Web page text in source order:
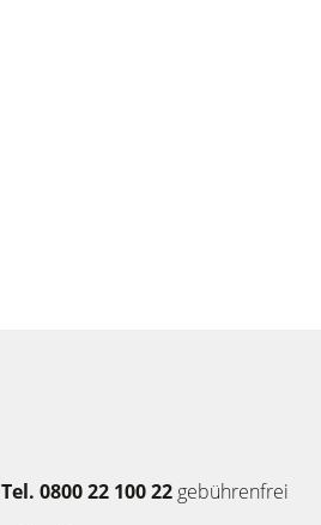
Tel. 0800 22 100 22 gebührenfrei